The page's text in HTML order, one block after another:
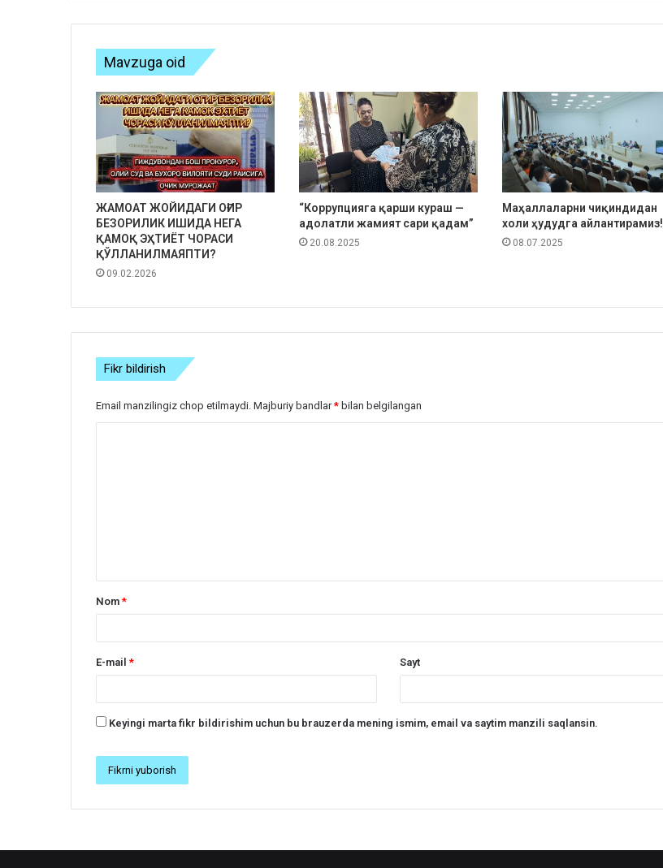
Mavzuga oid
ЖАМОАТ ЖОЙИДАГИ ОҒИР
БЕЗОРИЛИК ИШИДА НЕГА
ҚАМОҚ ЭҲТИЁТ ЧОРАСИ
ҚЎЛЛАНИЛМАЯПТИ?
09.02.2026
“Коррупцияга қарши кураш —
адолатли жамият сари қадам”
20.08.2025
Маҳаллаларни чиқиндидан
холи ҳудудга айлантирамиз!
08.07.2025
Fikr bildirish
Email manzilingiz chop etilmaydi. Majburiy bandlar* bilan belgilangan
Nom*
E-mail* Sayt
Keyingi marta fikr bildirishim uchun bu brauzerda mening ismim, email va saytim manzili saqlansin.